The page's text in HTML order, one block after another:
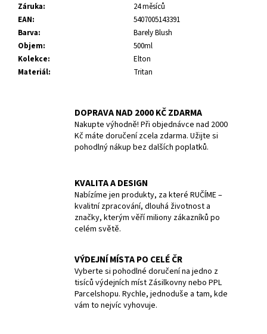
Záruka:
24 měsíců
EAN:
5407005143391
Barva:
Barely Blush
Objem:
500ml
Kolekce:
Elton
Materiál: Tritan
DOPRAVA NAD 2000 KČ ZDARMA
Nakupte výhodně! Při objednávce nad 2000
Kč máte doručení zcela zdarma. Užijte si
pohodlný nákup bez dalších poplatků.
KVALITA A DESIGN
Nabízíme jen produkty, za které RUČÍME –
kvalitní zpracování, dlouhá životnost a
značky, kterým věří miliony zákazníků po
celém světě.
VÝDEJNÍ MÍSTA PO CELÉ ČR
Vyberte si pohodlné doručení na jedno z
tisíců výdejních míst Zásilkovny nebo PPL
Parcelshopu. Rychle, jednoduše a tam, kde
vám to nejvíc vyhovuje.